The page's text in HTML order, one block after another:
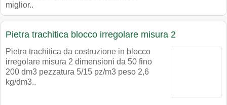
miglior..
Pietra trachitica blocco irregolare misura 2
Pietra trachitica da costruzione in blocco
irregolare misura 2 dimensioni da 50 fino
200 dm3 pezzatura 5/15 pz/m3 peso 2,6
kg/dm3..